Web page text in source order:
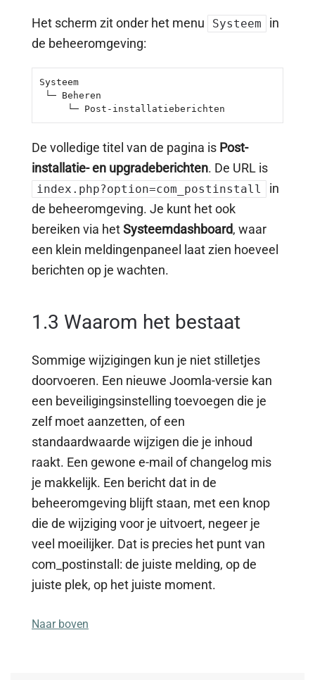
Het scherm zit onder het menu Systeem
in
de beheeromgeving:
Systeem
└─ Beheren
     └─ Post-installatieberichten
De volledige titel van de pagina is Post-
installatie- en upgradeberichten. De URL is
index.php?option=com_postinstall
in
de beheeromgeving. Je kunt het ook
bereiken via hetSysteemdashboard, waar
een klein meldingenpaneel laat zien hoeveel
berichten op je wachten.
1.3 Waarom het bestaat
Sommige wijzigingen kun je niet stilletjes
doorvoeren. Een nieuwe Joomla-versie kan
een beveiligingsinstelling toevoegen die je
zelf moet aanzetten, of een
standaardwaarde wijzigen die je inhoud
raakt. Een gewone e-mail of changelog mis
je makkelijk. Een bericht dat in de
beheeromgeving blijft staan, met een knop
die de wijziging voor je uitvoert, negeer je
veel moeilijker. Dat is precies het punt van
com_postinstall: de juiste melding, op de
juiste plek, op het juiste moment.
Naar boven